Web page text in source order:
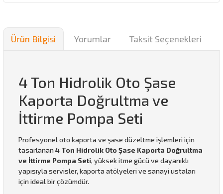
Ürün Bilgisi Yorumlar Taksit Seçenekleri
4 Ton Hidrolik Oto Şase
Kaporta Doğrultma ve
İttirme Pompa Seti
Profesyonel oto kaporta ve şase düzeltme işlemleri için
tasarlanan 4 Ton Hidrolik Oto Şase Kaporta Doğrultma
ve İttirme Pompa Seti, yüksek itme gücü ve dayanıklı
yapısıyla servisler, kaporta atölyeleri ve sanayi ustaları
için ideal bir çözümdür.